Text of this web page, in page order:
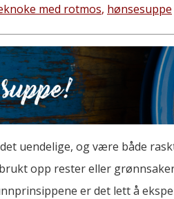
med rotmos, hønsesuppe
uendelige, og være både
opp rester eller
er det lett å